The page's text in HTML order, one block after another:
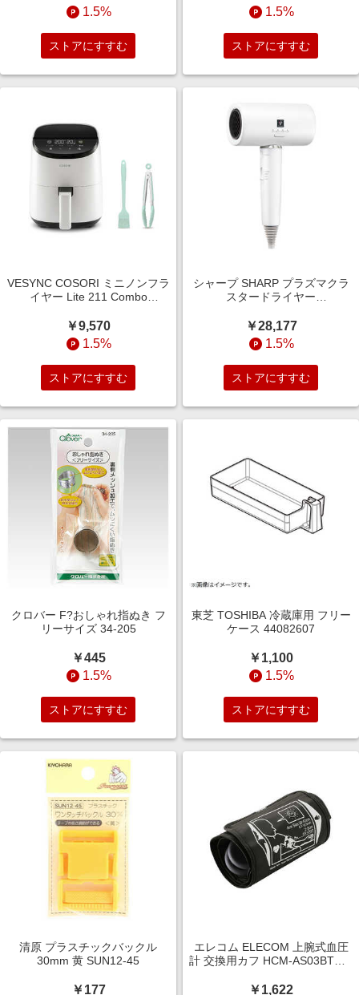
1.5%
ストアにすすむ
1.5%
ストアにすすむ
VESYNC COSORI ミニノンフラ
イヤー Lite 211 Combo
￥9,570
1.5%
ストアにすすむ
シャープ SHARP プラズマクラ
スタードライヤー
ホワイト IB-P802W
￥28,177
1.5%
ストアにすすむ
クロバー F?おしゃれ指ぬき フ
リーサイズ 34-205
￥445
1.5%
ストアにすすむ
東芝 TOSHIBA 冷蔵庫用 フリー
ケース 44082607
￥1,100
1.5%
ストアにすすむ
清原 プラスチックバックル
30mm 黄 SUN12-45
￥177
エレコム ELECOM 上腕式血圧
計 交換用カフ HCM-AS03BTWH
CUFFAS03
￥1,622